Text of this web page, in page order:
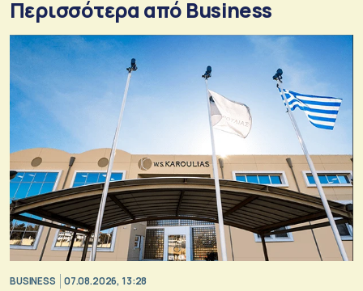
Περισσότερα από Business
BUSINESS 07.08.2026, 13:28